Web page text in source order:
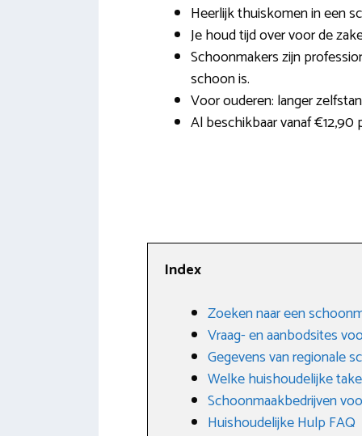
Heerlijk thuiskomen in een
Je houd tijd over voor de
Schoonmakers zijn
schoon is.
Voor ouderen: langer
Al beschikbaar vanaf €12,90
Index
Zoeken naar een
Vraag- en aanbodsites
Gegevens van regionale
Welke huishoudelijke
Schoonmaakbedrijven
Huishoudelijke Hulp FAQ